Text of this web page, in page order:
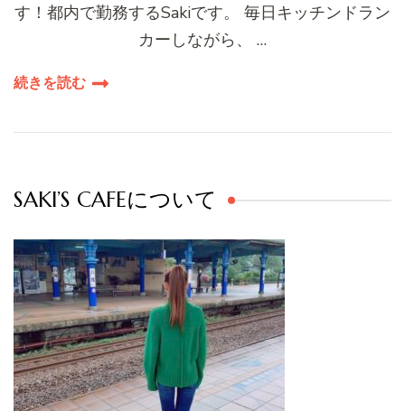
す！都内で勤務するSakiです。 毎日キッチンドラン
カーしながら、 …
続きを読む
SAKI’S CAFEについて